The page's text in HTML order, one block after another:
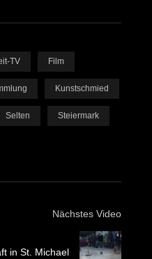
TV Film
Kunstschmied
Selten Steiermark
Nächstes Video
in St. Michael